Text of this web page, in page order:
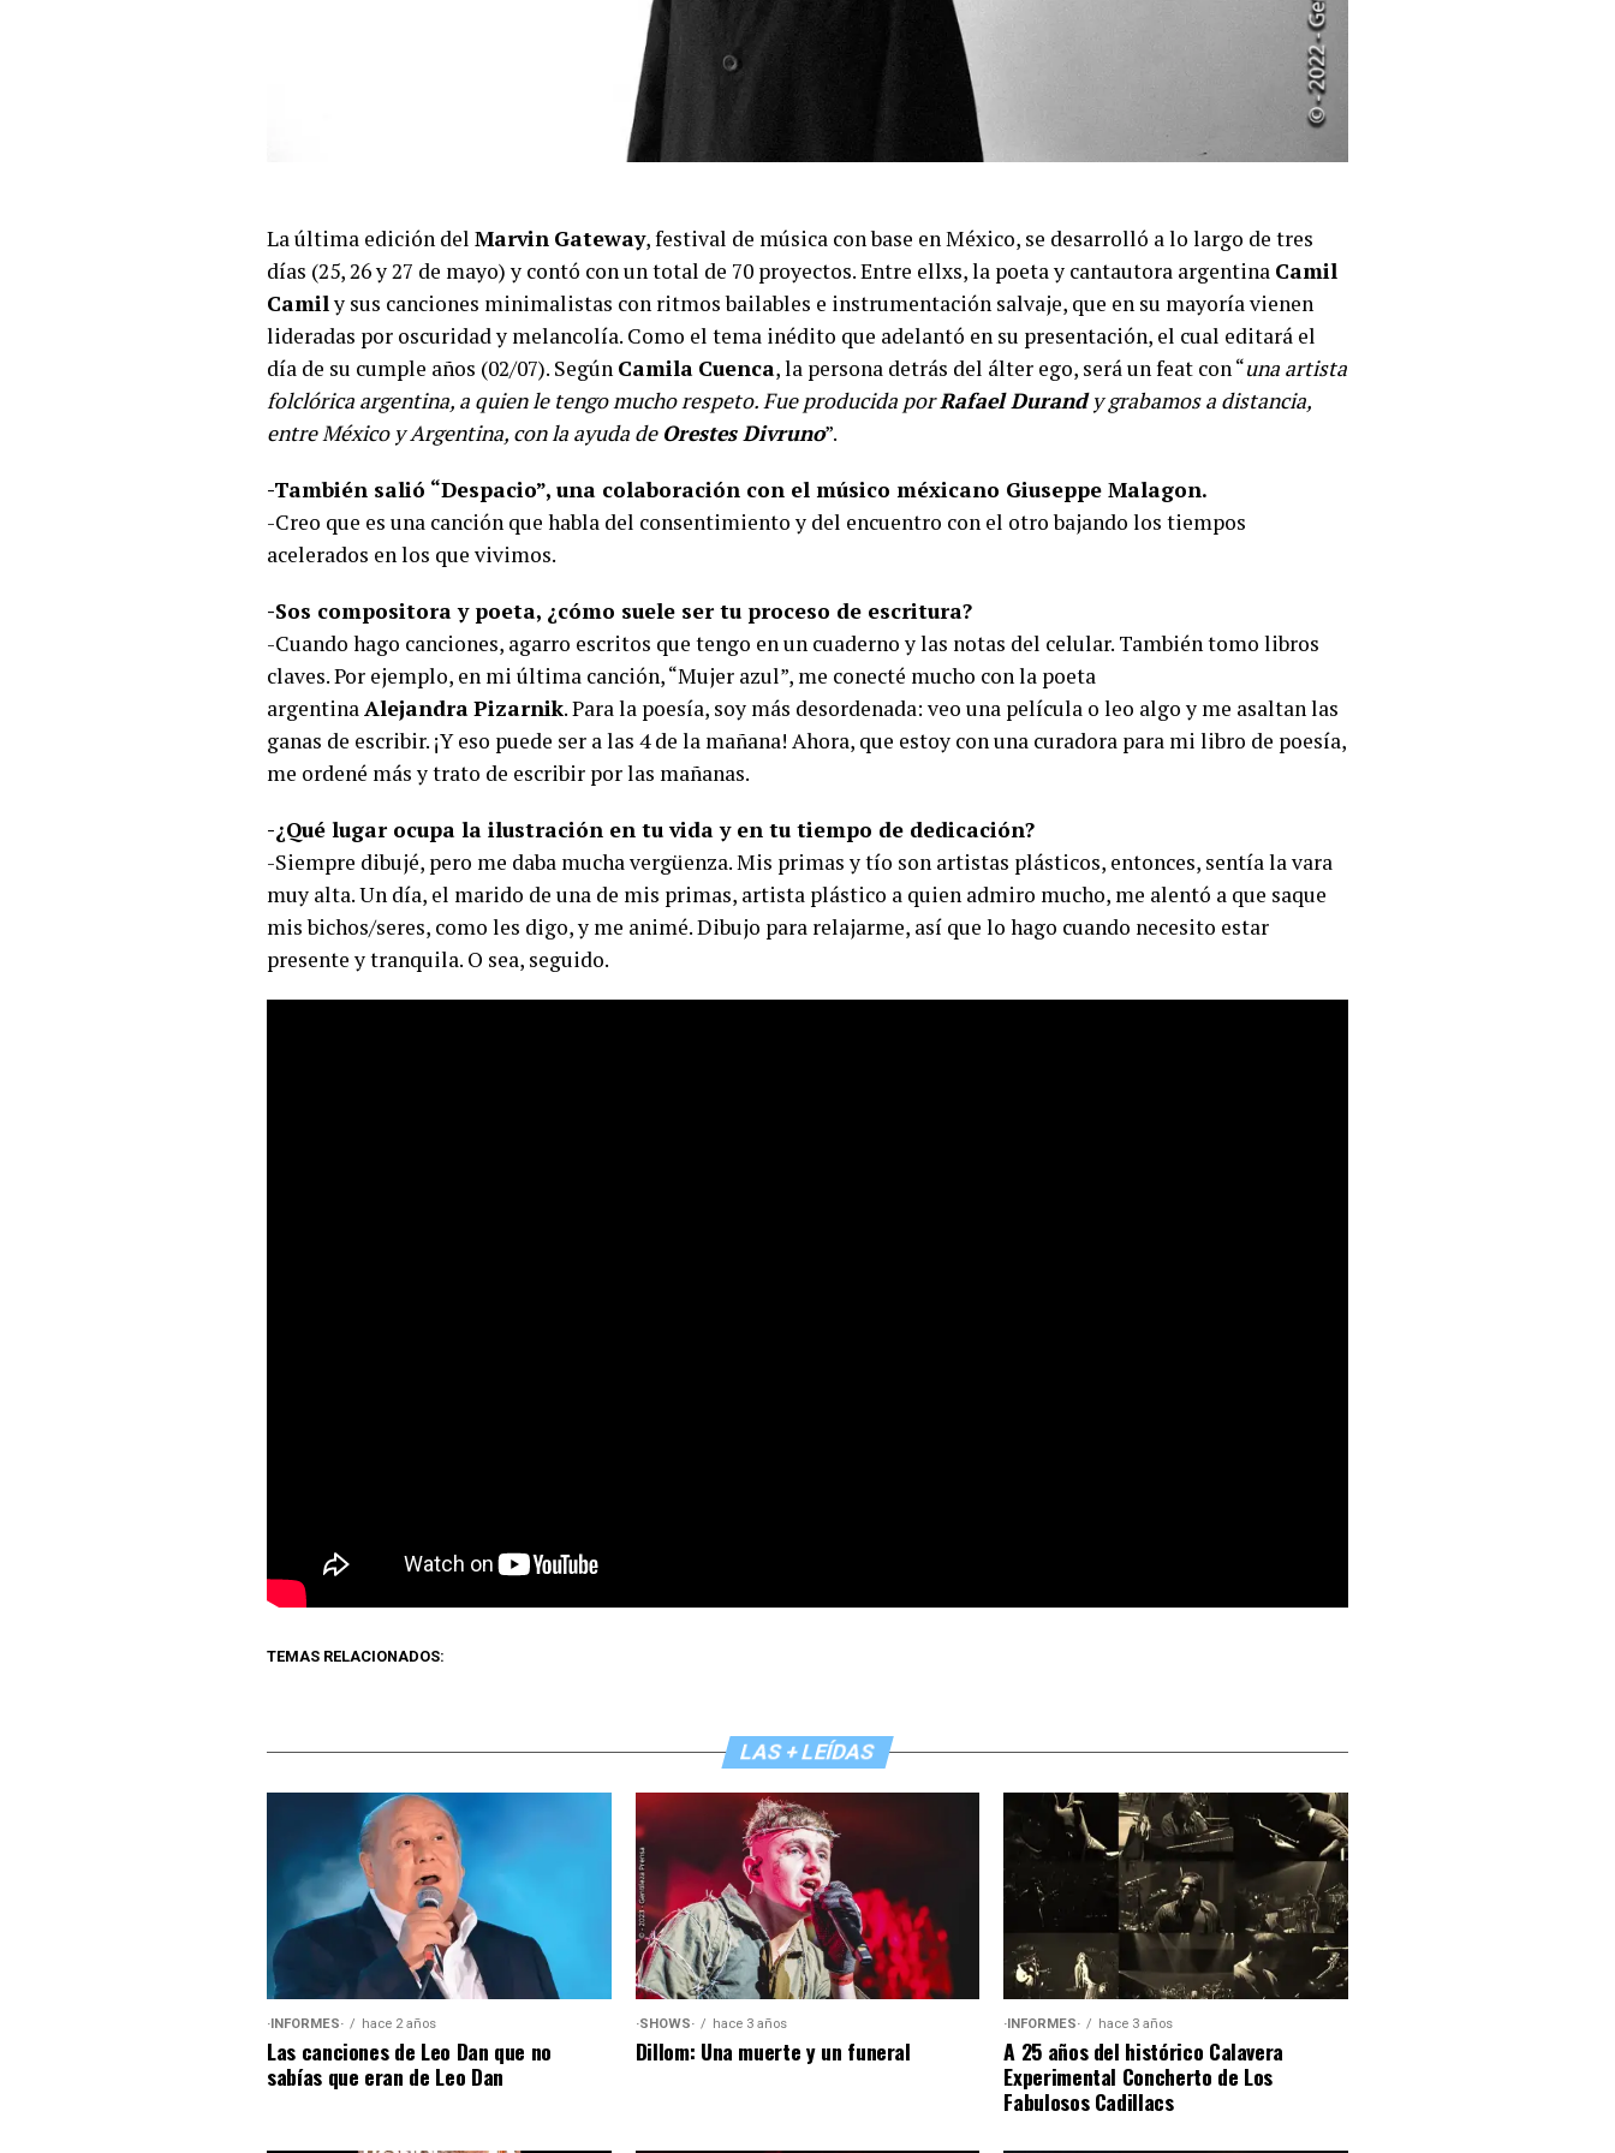
La última edición del Marvin Gateway, festival de música con base en México, se desarrolló a lo largo de tres
días (25, 26 y 27 de mayo) y contó con un total de 70 proyectos. Entre ellxs, la poeta y cantautora argentina Camil
Camily sus canciones minimalistas con ritmos bailables e instrumentación salvaje, que en su mayoría vienen
lideradas por oscuridad y melancolía. Como el tema inédito que adelantó en su presentación, el cual editará el
día de su cumple años (02/07). Según Camila Cuenca, la persona detrás del álter ego, será un feat con “una artista
folclórica argentina, a quien le tengo mucho respeto. Fue producida porRafael Durandy grabamos a distancia,
entre México y Argentina, con la ayuda de Orestes Divruno”.
-También salió “Despacio”, una colaboración con el músico méxicano Giuseppe Malagon.
-Creo que es una canción que habla del consentimiento y del encuentro con el otro bajando los tiempos
acelerados en los que vivimos.
-Sos compositora y poeta, ¿cómo suele ser tu proceso de escritura?
-Cuando hago canciones, agarro escritos que tengo en un cuaderno y las notas del celular. También tomo libros
claves. Por ejemplo, en mi última canción, “Mujer azul”, me conecté mucho con la poeta
argentinaAlejandraPizarnik. Para la poesía, soy más desordenada: veo una película o leo algo y me asaltan las
ganas de escribir. ¡Y eso puede ser a las 4 de la mañana! Ahora, que estoy con una curadora para mi libro de poesía,
me ordené más y trato de escribir por las mañanas.
-¿Qué lugar ocupa la ilustración en tu vida y en tu tiempo de dedicación?
-Siempre dibujé, pero me daba mucha vergüenza. Mis primas y tío son artistas plásticos, entonces, sentía la vara
muy alta. Un día, el marido de una de mis primas, artista plástico a quien admiro mucho, me alentó a que saque
mis bichos/seres, como les digo, y me animé. Dibujo para relajarme, así que lo hago cuando necesito estar
presente y tranquila. O sea, seguido.
TEMAS RELACIONADOS:
LAS + LEÍDAS
·INFORMES· hace 2 años
Las canciones de Leo Dan que no
sabías que eran de Leo Dan
·SHOWS· hace 3 años
Dillom: Una muerte y un funeral
·INFORMES· hace 3 años
A 25 años del histórico Calavera
Experimental Concherto de Los
Fabulosos Cadillacs